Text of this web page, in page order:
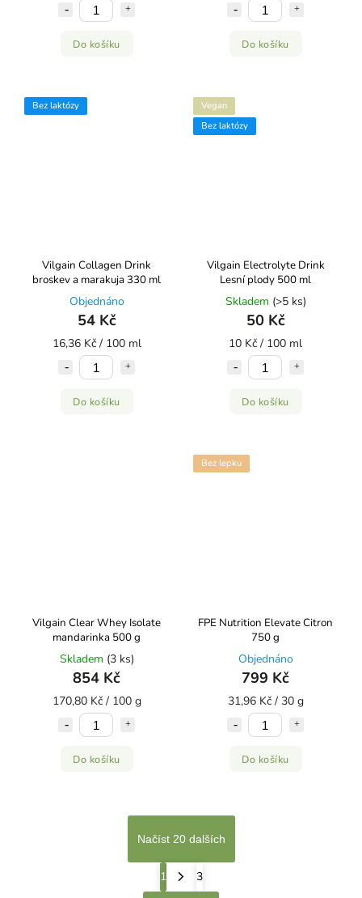
Do košíku Do košíku
Bez laktózy
Vilgain Collagen Drink
broskev a marakuja 330 ml
Objednáno
54 Kč
16,36 Kč / 100 ml
Do košíku
Vegan
Bez laktózy
Vilgain Electrolyte Drink
Lesní plody 500 ml
Skladem (>5 ks)
50 Kč
10 Kč / 100 ml
Do košíku
Vilgain Clear Whey Isolate
mandarinka 500 g
Skladem (3 ks)
854 Kč
170,80 Kč / 100 g
Do košíku
Bez lepku
FPE Nutrition Elevate Citron
750 g
Objednáno
799 Kč
31,96 Kč / 30 g
Do košíku
Načíst 20 dalších
1
3